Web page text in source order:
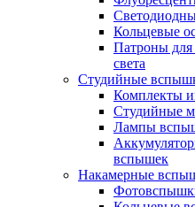
Кольцевые
Патроны для
света
Студийные
Комплекты
Студийные
Лампы
вспышек
Накамерные